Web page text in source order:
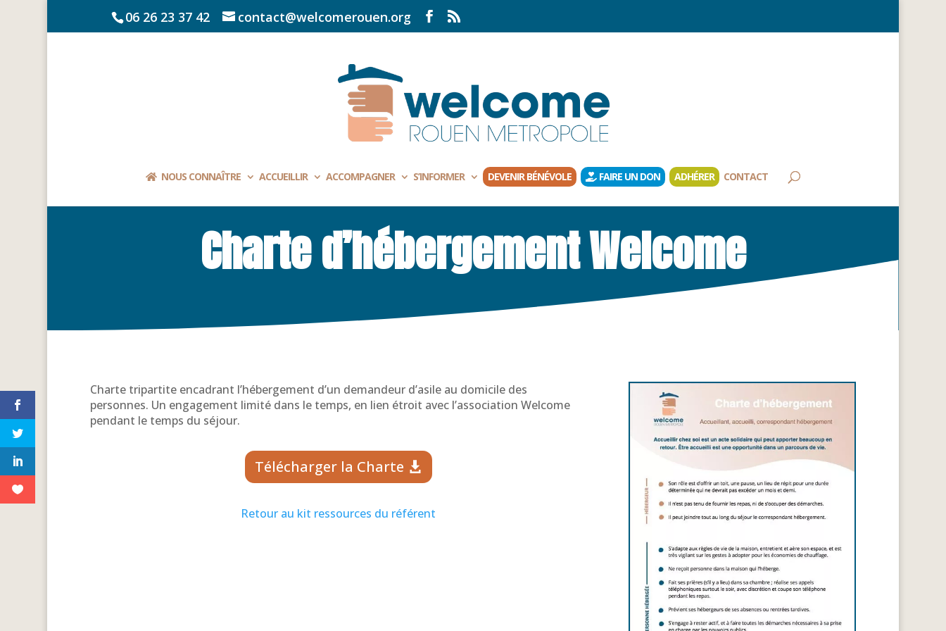
06 26 23 37 42 contact@welcomerouen.org
NOUS CONNAÎTRE ACCUEILLIR ACCOMPAGNER S’INFORMER DEVENIR BÉNÉVOLE FAIRE UN DON ADHÉRER CONTACT
Charte d’hébergement Welcome
Charte tripartite encadrant l’hébergement d’un demandeur d’asile au domicile des
personnes. Un engagement limité dans le temps, en lien étroit avec l’association Welcome
pendant le temps du séjour.
Télécharger la Charte
Retour au kit ressources du référent